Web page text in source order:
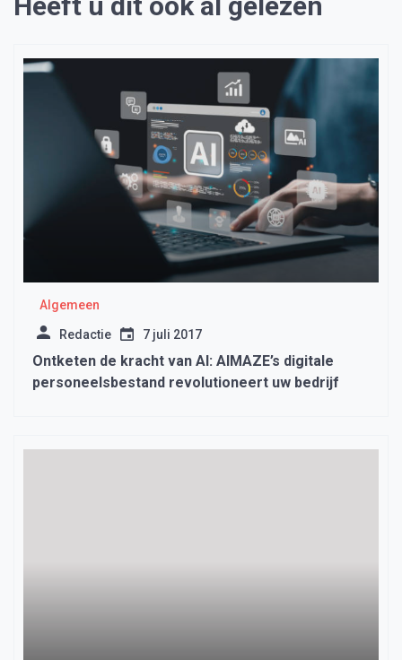
Algemeen
Redactie 7 juli 2017
Ontketen de kracht van AI: AIMAZE’s digitale
personeelsbestand revolutioneert uw bedrijf